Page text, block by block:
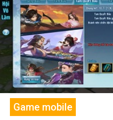
Game mobile